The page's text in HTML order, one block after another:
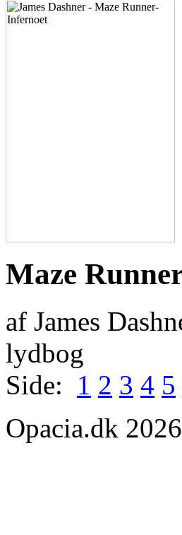
Maze
af James
lydbog
Side: 1 2 3 4 5
Opacia.dk